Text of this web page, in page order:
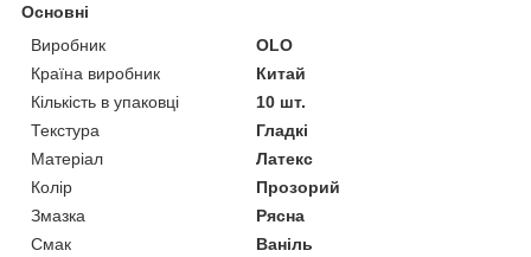
Основні
Виробник
OLO
Країна виробник
Китай
Кількість в упаковці
10 шт.
Текстура
Гладкі
Матеріал
Латекс
Колір
Прозорий
Змазка
Рясна
Смак
Ваніль